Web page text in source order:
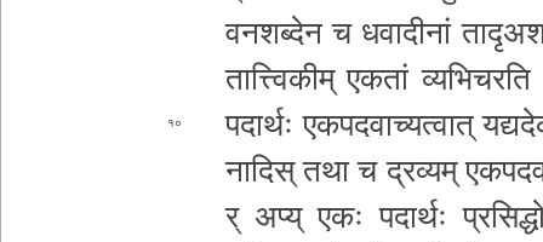
व­न­श­ब्दे­न च ध­वा­दी­नां
ता­त्त्वि­की­म् एकतां
१०
पदार्थः ए­क­प­द­वा­च्य­त्वा­त्
ना­दि­स् तथाच द्रव्यम्
र् अप्य् एकः पदार्थः